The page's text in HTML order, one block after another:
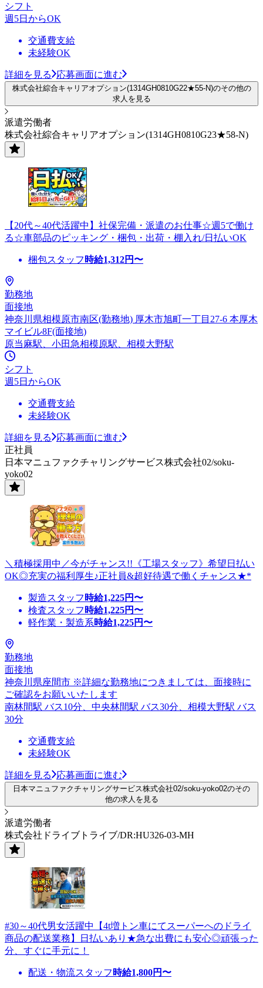
シフト
週5日からOK
交通費支給
未経験OK
詳細を見る 応募画面に進む
株式会社綜合キャリアオプション(1314GH0810G22★55-N)のその他の
求人を見る
派遣労働者
株式会社綜合キャリアオプション(1314GH0810G23★58-N)
【20代～40代活躍中】社保完備・派遣のお仕事☆週5で働け
る☆車部品のピッキング・梱包・出荷・棚入れ/日払いOK
梱包スタッフ 時給1,312円〜
勤務地
面接地
神奈川県相模原市南区(勤務地) 厚木市旭町一丁目27-6 本厚木
マイビル8F(面接地)
原当麻駅、小田急相模原駅、相模大野駅
シフト
週5日からOK
交通費支給
未経験OK
詳細を見る
応募画面に進む
正社員
日本マニュファクチャリングサービス株式会社02/soku-
yoko02
＼積極採用中／今がチャンス!!《工場スタッフ》希望日払い
OK◎充実の福利厚生♪正社員&超好待遇で働くチャンス★*
製造スタッフ 時給1,225円〜
検査スタッフ 時給1,225円〜
軽作業・製造系時給1,225円〜
勤務地
面接地
神奈川県座間市 ※詳細な勤務地につきましては、面接時に
ご確認をお願いいたします
南林間駅 バス10分、中央林間駅 バス30分、相模大野駅 バス
30分
交通費支給
未経験OK
詳細を見る 応募画面に進む
日本マニュファクチャリングサービス株式会社02/soku-yoko02のその
他の求人を見る
派遣労働者
株式会社ドライブトライブ/DR:HU326-03-MH
#30～40代男女活躍中【4t増トン車にてスーパーへのドライ
商品の配送業務】日払いあり★急な出費にも安心◎頑張った
分、すぐに手元に！
配送・物流スタッフ 時給1,800円〜